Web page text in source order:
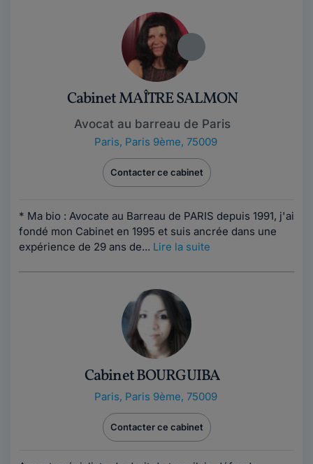
Cabinet MAÎTRE SALMON
Avocat au barreau de Paris
Paris, Paris 9ème, 75009
Contacter ce cabinet
* Ma bio : Avocate au Barreau de PARIS depuis 1991, j'ai
fondé mon Cabinet en 1995 et suis ancrée dans une
expérience de 29 ans de... Lire la suite
Cabinet BOURGUIBA
Paris, Paris 9ème, 75009
Contacter ce cabinet